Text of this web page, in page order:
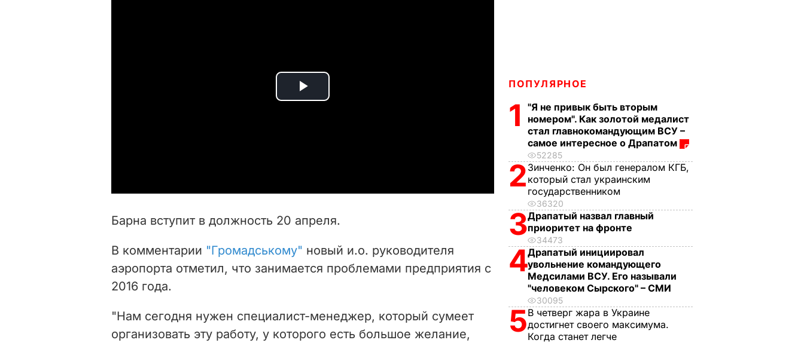
P
d
o
Барна вступит в должность 20 апреля.
В комментарии "Громадському" новый и.о. руководителя
аэропорта отметил, что занимается проблемами предприятия с
2016 года.
"Нам сегодня нужен специалист-менеджер, который сумеет
организовать эту работу, у которого есть большое желание,
ПОПУЛЯРНОЕ
1
"Я не привык быть вторым
номером". Как золотой медалист
стал главнокомандующим ВСУ –
самое интересное о Драпатом
52285
2 Зинченко: Он был генералом КГБ,
который стал украинским
государственником
36320
3Драпатый назвал главный
приоритет на фронте
34473
4Драпатый инициировал
увольнение командующего
Медсилами ВСУ. Его называли
"человеком Сырского" – СМИ
30095
5В четверг жара в Украине
достигнет своего максимума.
Когда станет легче